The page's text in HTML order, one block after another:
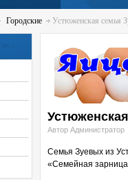
Городские Устюженская семья
Автор Администратор
Семья Зуевых из
«Семейная